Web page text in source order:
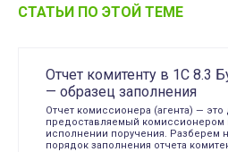
СТАТЬИ ПО ЭТОЙ ТЕМЕ
Отчет комитенту в 1С 8.3
— образец заполнения
Отчет комиссионера (агента) — это
предоставляемый комиссионером
исполнении поручения. Разберем
порядок заполнения отчета